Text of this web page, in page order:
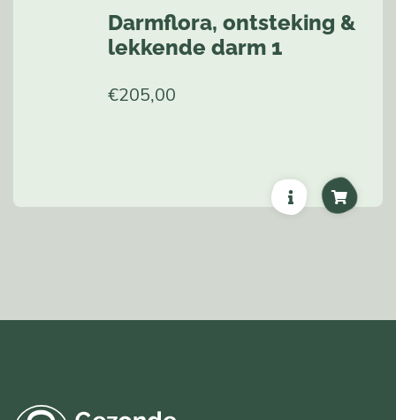
Darmflora, ontsteking &
lekkende darm 1
€205,00